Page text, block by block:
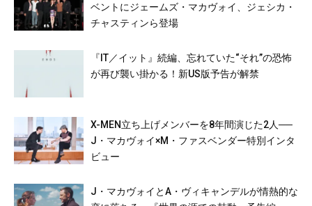
ベントにジェームズ・マカヴォイ、ジェシカ・
チャスティンら登場
『IT／イット』続編、忘れていた“それ”の恐怖
が再び襲い掛かる！新US版予告が解禁
X-MEN立ち上げメンバーを8年間演じた2人──
J・マカヴォイ×M・ファスベンダー特別インタ
ビュー
J・マカヴォイとA・ヴィキャンデルが情熱的な